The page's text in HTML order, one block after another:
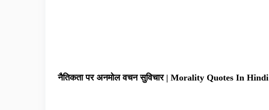
नैतिकता पर अनमोल वचन सुविचार | Morality Quotes In Hindi